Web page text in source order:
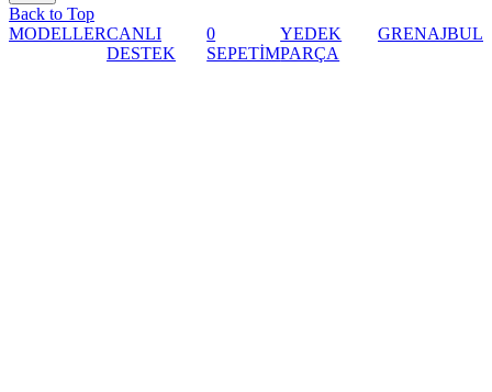
Back to Top
MODELLERCANLI
DESTEK
0
SEPETİM
YEDEK
PARÇA
GRENAJBUL